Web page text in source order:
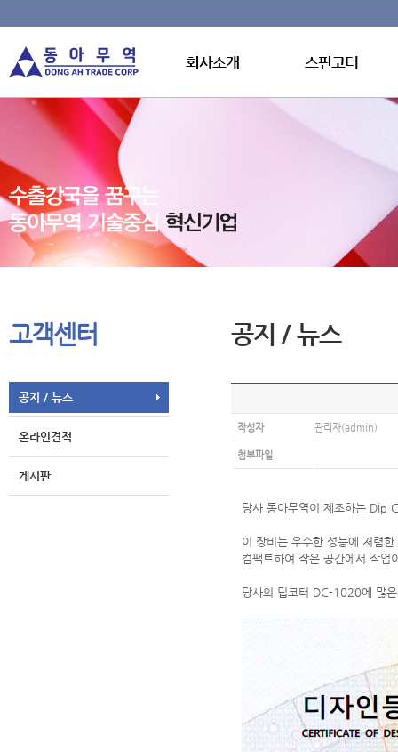
회사소개 스핀코터
고객센터
공지 / 뉴스
온라인견적
게시판
공지 / 뉴스
작성자 관리자(admin)
첨부파일
당사 동아무역이 제조하는 Dip
이 장비는 우수한 성능에 저렴
컴팩트하여 작은 공간에서 작업
당사의 딥코터 DC-1020에 많